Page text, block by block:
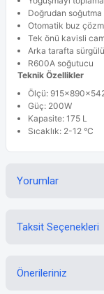
Doğrudan soğutma
Otomatik buz
Tek önü kavisli
Arka tarafta
R600A soğutucu
Teknik Özellikler
Ölçü:
Güç: 200W
Kapasite: 175 L
Sıcaklık: 2-12 °C
Yorumlar
Taksit Seçenekleri
Önerileriniz